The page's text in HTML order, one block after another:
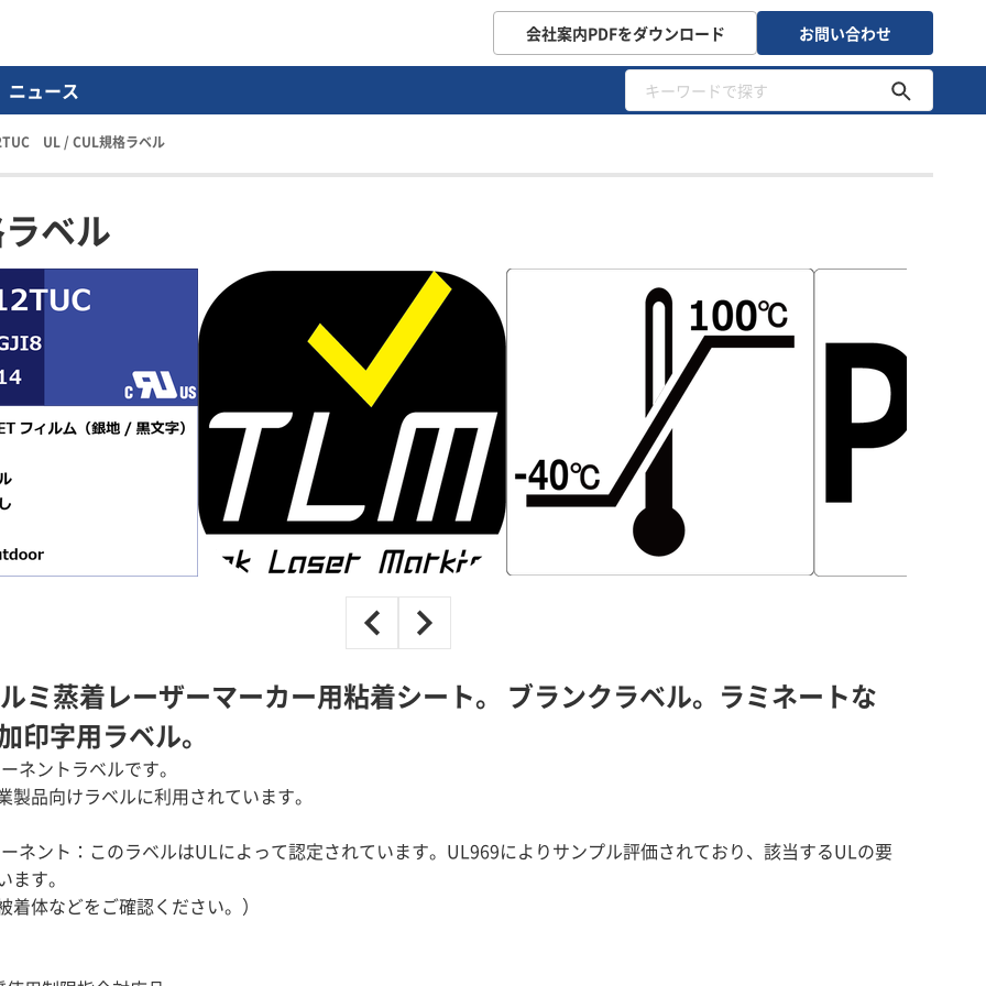
会社案内PDFをダウンロード お問い合わせ
ニュース
UL / CUL規格ラベル
ベル
ミ蒸着レーザーマーカー用粘着シート。 ブランクラベル。ラミネートな
印字用ラベル。
ネントラベルです。
製品向けラベルに利用されています。
ネント：このラベルはULによって認定されています。UL969によりサンプル評価されており、該当するULの要
ます。
着体などをご確認ください。）